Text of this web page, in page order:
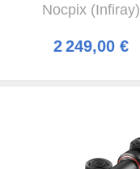
Nocpix (Infiray)
2 249,00 €